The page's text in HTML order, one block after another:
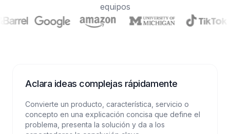
equipos
Aclara ideas complejas rápidamente
Convierte un producto, característica, servicio o
concepto en una explicación concisa que define el
problema, presenta la solución y da a los